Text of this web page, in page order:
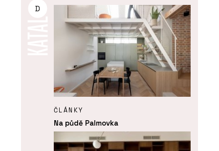
D
ČLÁNKY
Na půdě Palmovka